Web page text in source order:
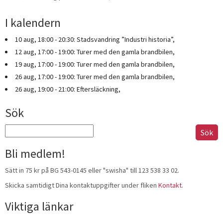
I kalendern
10 aug, 18:00 - 20:30: Stadsvandring ”Industri historia”,
12 aug, 17:00 - 19:00: Turer med den gamla brandbilen,
19 aug, 17:00 - 19:00: Turer med den gamla brandbilen,
26 aug, 17:00 - 19:00: Turer med den gamla brandbilen,
26 aug, 19:00 - 21:00: Eftersläckning,
Sök
efter:
Bli medlem!
Sätt in 75 kr på BG 543-0145 eller "swisha" till 123 538 33 02.
Skicka samtidigt Dina kontaktuppgifter under fliken Kontakt.
Viktiga länkar